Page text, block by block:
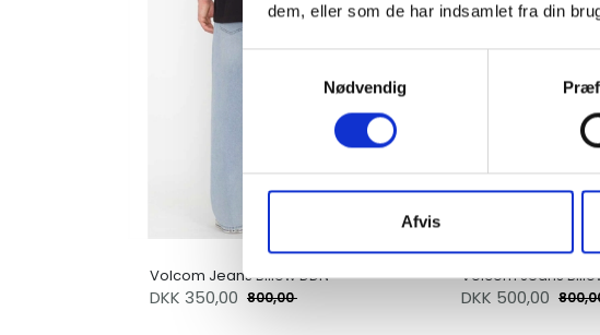
dem, eller som de har indsamlet fra din
Nødvendig
Afvis
Volcom Jeans Billow DDN
DKK 350,00 800,00
Volcom Jeans
DKK 500,00